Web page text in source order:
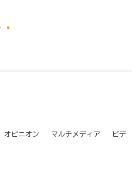
オピニオン マルチメディア ビデ